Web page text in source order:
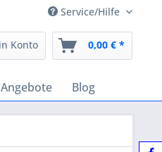
Service/Hilfe
Konto 0,00 € *
Angebote Blog